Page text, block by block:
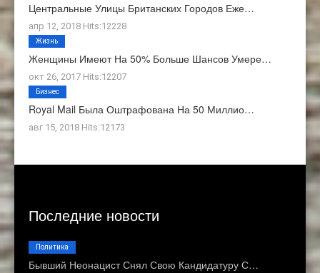
Центральные Улицы Британских Городов Еже…
апр 12, 2018 Hits:12228
Женщины Имеют На 50% Больше Шансов Умере…
окт 26, 2017 Hits:12207
Жизнь
Royal Mail Была Оштрафована На 50 Миллио…
авг 15, 2018 Hits:12173
Бизнес
Последние новости
Бывший Неонацист Снял Свою Кандидатуру С…
Политика